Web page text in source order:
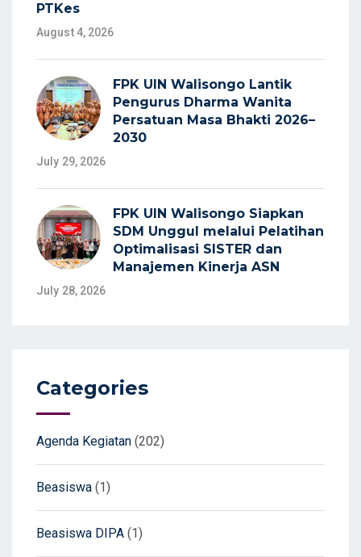
PTKes
August 4, 2026
FPK UIN Walisongo Lantik
Pengurus Dharma Wanita
Persatuan Masa Bhakti 2026–
2030
July 29, 2026
FPK UIN Walisongo Siapkan
SDM Unggul melalui Pelatihan
Optimalisasi SISTER dan
Manajemen Kinerja ASN
July 28, 2026
Categories
Agenda Kegiatan (202)
Beasiswa (1)
Beasiswa DIPA (1)